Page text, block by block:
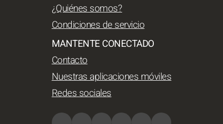
¿Quiénes somos?
Condiciones de servicio
MANTENTE CONECTADO
Contacto
Nuestras aplicaciones móviles
Redes sociales